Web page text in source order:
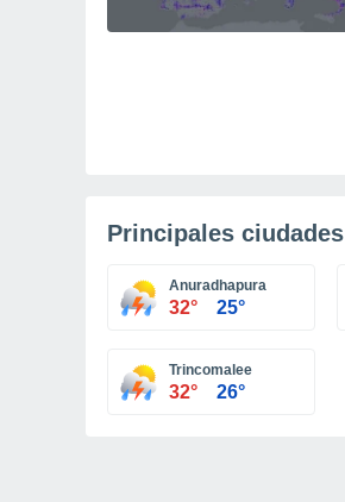
Principales ciudades
Anuradhapura
32° 25°
Trincomalee
32° 26°